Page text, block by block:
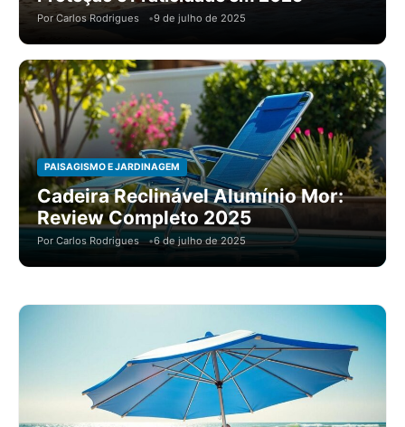
Por Carlos Rodrigues 9 de julho de 2025
PAISAGISMO E JARDINAGEM
Cadeira Reclinável Alumínio Mor:
Review Completo 2025
Por Carlos Rodrigues 6 de julho de 2025